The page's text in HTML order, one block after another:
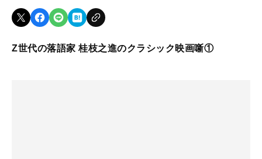
Z世代の落語家 桂枝之進のクラシック映画噺①